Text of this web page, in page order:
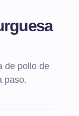
de pollo de
paso.